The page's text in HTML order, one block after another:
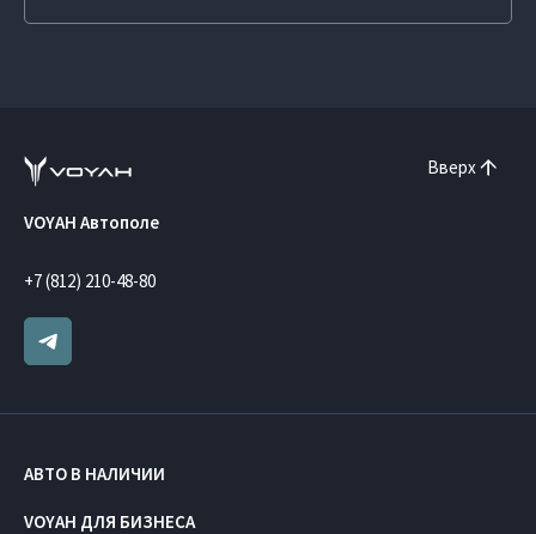
Вверх
VOYAH Автополе
+7 (812) 210-48-80
АВТО В НАЛИЧИИ
VOYAH ДЛЯ БИЗНЕСА